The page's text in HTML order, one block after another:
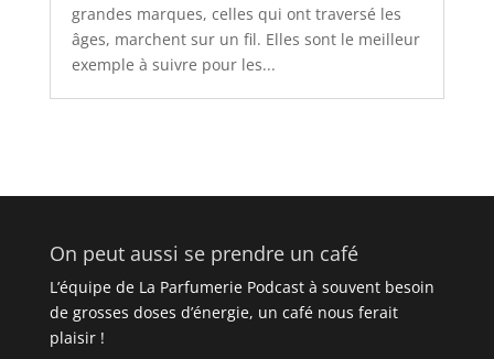
grandes marques, celles qui ont traversé les
âges, marchent sur un fil. Elles sont le meilleur
exemple à suivre pour les...
On peut aussi se prendre un café
L’équipe de La Parfumerie Podcast à souvent besoin
de grosses doses d’énergie, un café nous ferait
plaisir !